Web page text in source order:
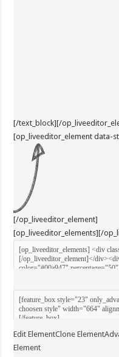
[/text_block][/
[op_liveeditor_element data-
[/op_liveeditor_element]
[op_liveeditor_elements][/
Edit ElementClone Element
Element